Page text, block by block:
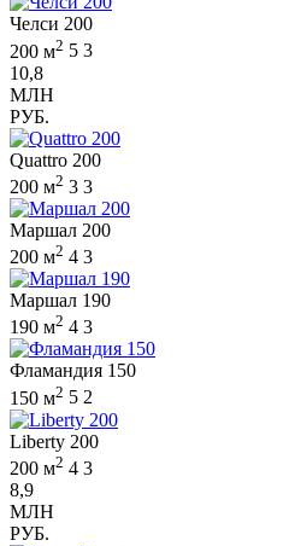
Челси 200
200 м2 5 3
10,8
МЛН
РУБ.
Quattro 200
200 м2 3 3
Маршал 200
200 м2 4 3
Маршал 190
190 м2 4 3
Фламандия 150
150 м2 5 2
Liberty 200
200 м2 4 3
8,9
МЛН
РУБ.